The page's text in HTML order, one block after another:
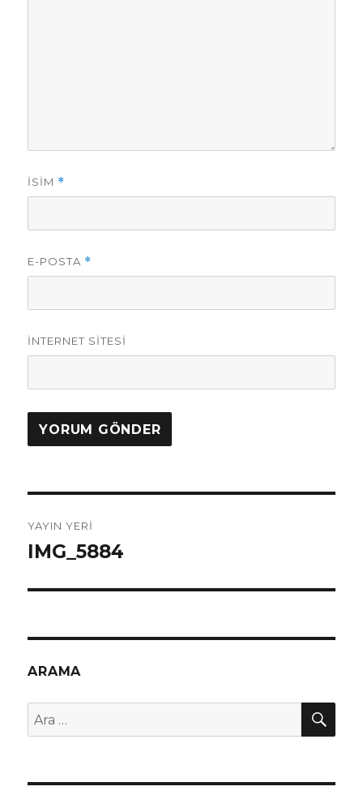
İSIM *
E-POSTA *
İNTERNET SITESI
dolaşımı
YAYIN YERI
IMG_5884
ARAMA
Ara: